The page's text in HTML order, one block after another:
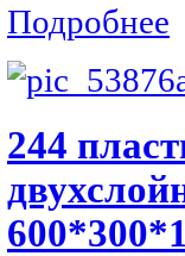
Подробнее
244